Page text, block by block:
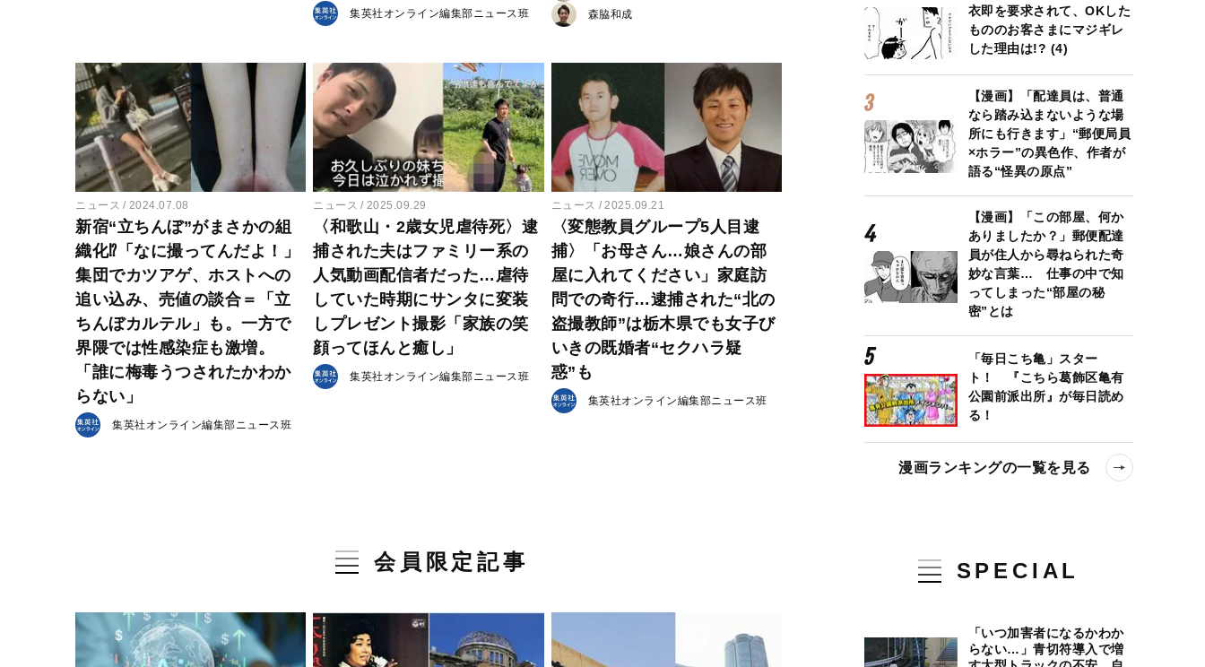
集英社オンライン編集部ニュース班
森脇和成
ニュース 2024.07.08
新宿“立ちんぼ”がまさかの組
織化⁉「なに撮ってんだよ！」
集団でカツアゲ、ホストへの
追い込み、売値の談合＝「立
ちんぼカルテル」も。一方で
界隈では性感染症も激増。
「誰に梅毒うつされたかわか
らない」
集英社オンライン編集部ニュース班
ニュース 2025.09.29
〈和歌山・2歳女児虐待死〉逮
捕された夫はファミリー系の
人気動画配信者だった…虐待
していた時期にサンタに変装
しプレゼント撮影「家族の笑
顔ってほんと癒し」
集英社オンライン編集部ニュース班
ニュース 2025.09.21
〈変態教員グループ5人目逮
捕〉「お母さん…娘さんの部
屋に入れてください」家庭訪
問での奇行…逮捕された“北の
盗撮教師”は栃木県でも女子び
いきの既婚者“セクハラ疑
惑”も
集英社オンライン編集部ニュース班
会員限定記事
衣即を要求されて、OKした
もののお客さまにマジギレ
した理由は!? (4)
【漫画】「配達員は、普通
なら踏み込まないような場
所にも行きます」“郵便局員
×ホラー”の異色作、作者が
語る“怪異の原点”
【漫画】「この部屋、何か
ありましたか？」郵便配達
員が住人から尋ねられた奇
妙な言葉… 仕事の中で知
ってしまった“部屋の秘
密”とは
「毎日こち亀」スター
ト！ 『こちら葛飾区亀有
公園前派出所』が毎日読め
る！
漫画ランキングの一覧を見る
SPECIAL
「いつ加害者になるかわか
らない…」青切符導入で増